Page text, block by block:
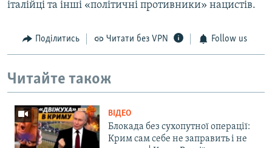
італійці та інші «політичні противники» нацистів.
Поділитись Читати без VPN Follow us
Читайте також
ВІДЕО
Блокада без сухопутної операції:
Крим сам себе не заправить і не